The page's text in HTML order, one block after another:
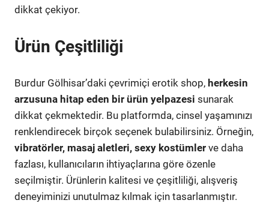
dikkat çekiyor.
Ürün Çeşitliliği
Burdur Gölhisar’daki çevrimiçi erotik shop, herkesin
arzusuna hitap eden bir ürün yelpazesi sunarak
dikkat çekmektedir. Bu platformda, cinsel yaşamınızı
renklendirecek birçok seçenek bulabilirsiniz. Örneğin,
vibratörler, masaj aletleri, sexy kostümler ve daha
fazlası, kullanıcıların ihtiyaçlarına göre özenle
seçilmiştir. Ürünlerin kalitesi ve çeşitliliği, alışveriş
deneyiminizi unutulmaz kılmak için tasarlanmıştır.